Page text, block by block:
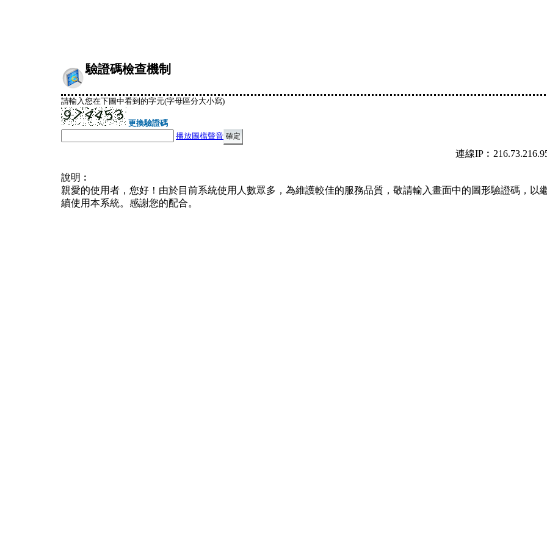
驗證碼檢查機制
請輸入您在下圖中看到的字元(字母區分大小寫)
更換驗證碼
播放圖檔聲音
連線
說明︰
親愛的使用者，您好！由於目前系統使用人數眾多，為維護較佳的服務品質，敬請輸入畫面中的圖形驗證碼，以
續使用本系統。感謝您的配合。